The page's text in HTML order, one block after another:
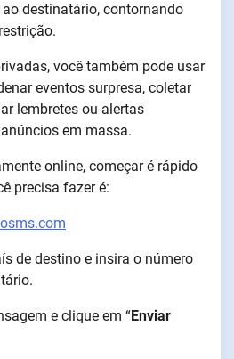
destinatário, contornando
você também pode usar
eventos surpresa, coletar
lembretes ou alertas
em massa.
online, começar é rápido
precisa fazer é:
de destino e insira o número
e clique em “Enviar